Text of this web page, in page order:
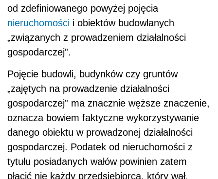
od zdefiniowanego powyżej pojęcia
nieruchomości i obiektów budowlanych
„związanych z prowadzeniem działalności
gospodarczej”.
Pojęcie budowli, budynków czy gruntów
„zajętych na prowadzenie działalności
gospodarczej” ma znacznie węższe znaczenie,
oznacza bowiem faktyczne wykorzystywanie
danego obiektu w prowadzonej działalności
gospodarczej. Podatek od nieruchomości z
tytułu posiadanych wałów powinien zatem
płacić nie każdy przedsiębiorca, który wał,